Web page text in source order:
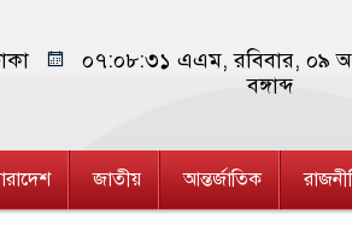
০৭:০৮:৩২ এএম, রবিবার, ০৯
বঙ্গাব্দ
জাতীয় আন্তর্জাতিক